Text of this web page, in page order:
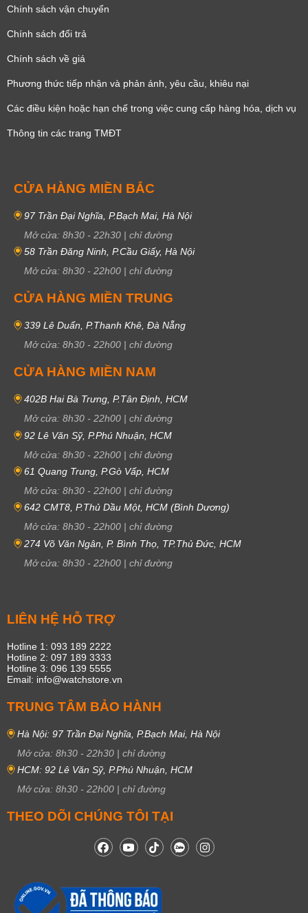
Chính sách vận chuyển
Chính sách đổi trả
Chính sách về giá
Phương thức tiếp nhận và phản ánh, yêu cầu, khiêu nại
Các điều kiện hoặc hạn chế trong việc cung cấp hàng hóa, dịch vụ
Thông tin các trang TMĐT
CỬA HÀNG MIỀN BẮC
97 Trần Đại Nghĩa, P.Bạch Mai, Hà Nội
Mở cửa: 8h30 - 22h30 | chỉ đường
58 Trần Đăng Ninh, P.Cầu Giấy, Hà Nội
Mở cửa: 8h30 - 22h00 | chỉ đường
CỬA HÀNG MIỀN TRUNG
339 Lê Duẩn, P.Thanh Khê, Đà Nẵng
Mở cửa: 8h30 - 22h00 | chỉ đường
CỬA HÀNG MIỀN NAM
402B Hai Bà Trưng, P.Tân Định, HCM
Mở cửa: 8h30 - 22h00 | chỉ đường
92 Lê Văn Sỹ, P.Phú Nhuận, HCM
Mở cửa: 8h30 - 22h00 | chỉ đường
61 Quang Trung, P.Gò Vấp, HCM
Mở cửa: 8h30 - 22h00 | chỉ đường
642 CMT8, P.Thủ Dầu Một, HCM (Bình Dương)
Mở cửa: 8h30 - 22h00 | chỉ đường
274 Võ Văn Ngân, P. Bình Thọ, TP.Thủ Đức, HCM
Mở cửa: 8h30 - 22h00 | chỉ đường
LIÊN HỆ HỖ TRỢ
Hotline 1: 093 189 2222
Hotline 2: 097 189 3333
Hotline 3: 096 139 5555
Email: info@watchstore.vn
TRUNG TÂM BẢO HÀNH
Hà Nội: 97 Trần Đại Nghĩa, P.Bạch Mai, Hà Nội
Mở cửa: 8h30 - 22h30 | chỉ đường
HCM: 92 Lê Văn Sỹ, P.Phú Nhuận, HCM
Mở cửa: 8h30 - 22h00 | chỉ đường
THEO DÕI CHÚNG TÔI TẠI